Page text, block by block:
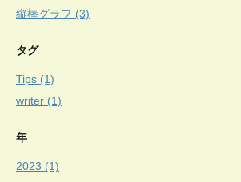
縦棒グラフ (3)
タグ
Tips (1)
writer (1)
年
2023 (1)